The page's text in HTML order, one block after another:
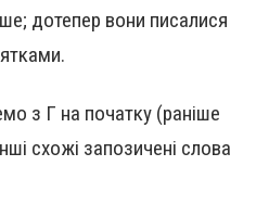
дотепер вони писалися
з Г на початку (раніше
схожі запозичені слова